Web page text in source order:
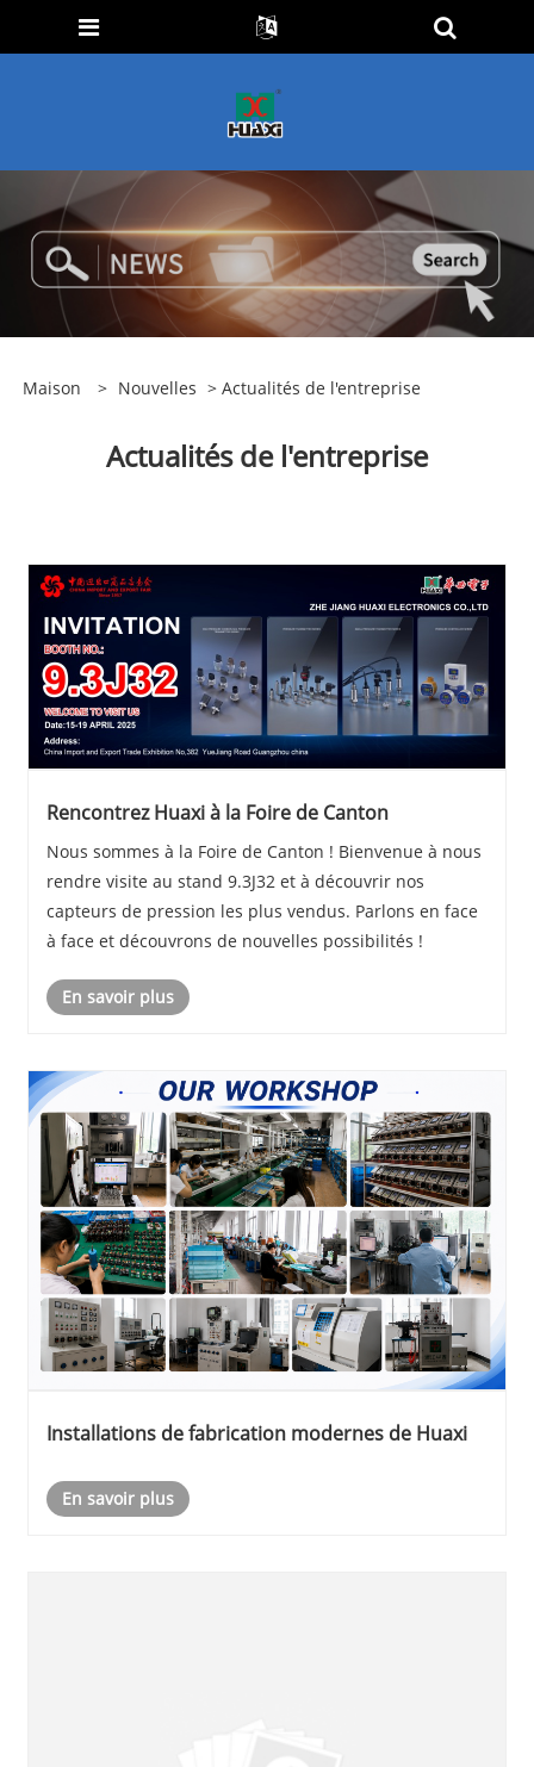
Maison > Nouvelles > Actualités de l'entreprise
Actualités de l'entreprise
Rencontrez Huaxi à la Foire de Canton
Nous sommes à la Foire de Canton ! Bienvenue à nous
rendre visite au stand 9.3J32 et à découvrir nos
capteurs de pression les plus vendus. Parlons en face
à face et découvrons de nouvelles possibilités !
En savoir plus
Installations de fabrication modernes de Huaxi
En savoir plus